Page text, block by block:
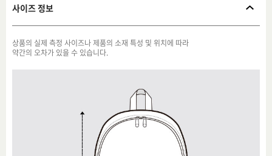
사이즈 정보
상품의 실제 측정 사이즈나 제품의 소재 특성 및 위치에 따라
약간의 오차가 있을 수 있습니다.